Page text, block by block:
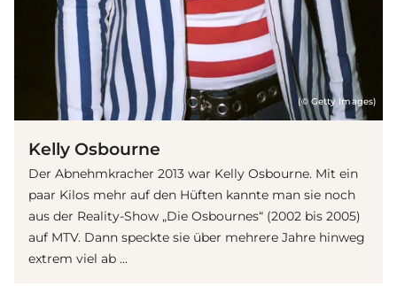
(© Getty Images)
Kelly Osbourne
Der Abnehmkracher 2013 war Kelly Osbourne. Mit ein
paar Kilos mehr auf den Hüften kannte man sie noch
aus der Reality-Show „Die Osbournes“ (2002 bis 2005)
auf MTV. Dann speckte sie über mehrere Jahre hinweg
extrem viel ab ...